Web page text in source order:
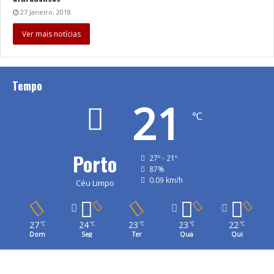
27 Janeiro, 2018
Ver mais notícias
Tempo
Porto
Céu Limpo
21 ℃
27º - 21º
87%
0.09 km/h
27 ℃
Dom
24 ℃
Seg
23 ℃
Ter
23 ℃
Qua
22℃
Qui